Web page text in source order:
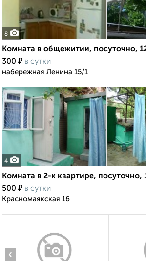
8
Комната в общежитии, посуточно,
300 ₽ в сутки
набережная Ленина 15/1
4
Комната в 2-к квартире, посуточно,
500 ₽ в сутки
Красномаякская 16
‹